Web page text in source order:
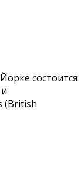
состоится
(British